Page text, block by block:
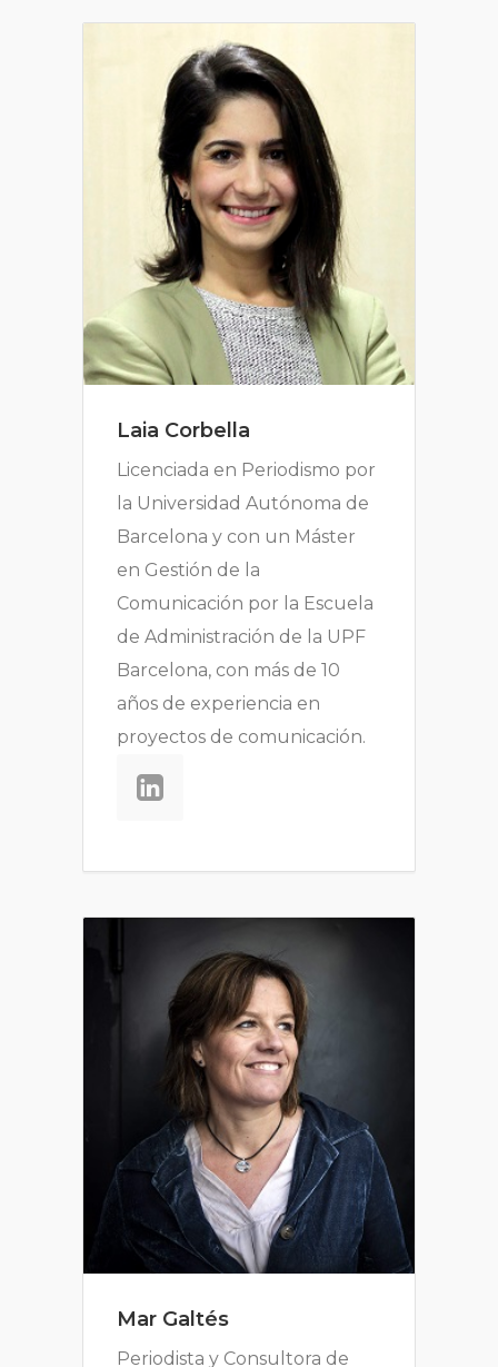
Laia Corbella
Licenciada en Periodismo por
la Universidad Autónoma de
Barcelona y con un Máster
en Gestión de la
Comunicación por la Escuela
de Administración de la UPF
Barcelona, con más de 10
años de experiencia en
proyectos de comunicación.
Mar Galtés
Periodista y Consultora de